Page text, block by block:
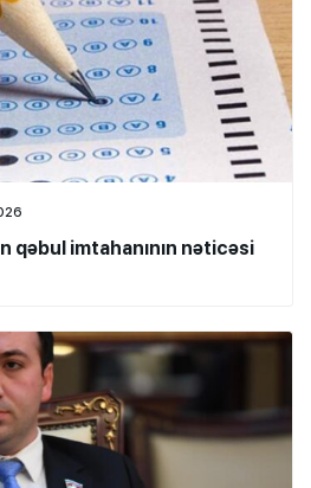
qəbul imtahanının nəticəsi